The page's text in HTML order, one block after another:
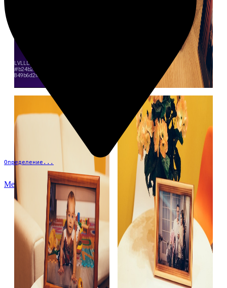
Определение...
Меню